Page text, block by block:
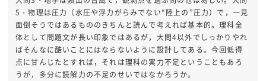
5・物理は圧力（水圧や浮力がらみでない“陸上の”圧力）で，一見
面倒そうではあるもののきちんと読んで考えれば基本的。理科全
体として問題文が長い印象ではあるが，大問4以外でしっかりやれ
ばそんなに酷いことにはならないように設計してある。今回低得
点に甘んじたとすれば，それは理科の実力不足ということもあろ
うが，多分に読解力の不足のせいではなかろうか。